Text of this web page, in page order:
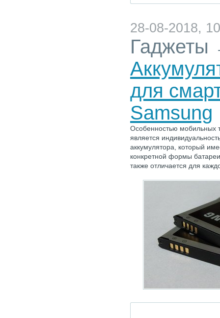
28-08-2018,
Гаджеты
для
Samsung
Особенностью мобильных
является
аккумулятора, который
конкретной формы
также отличается для